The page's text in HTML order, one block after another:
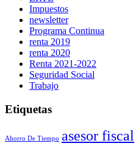
Impuestos
newsletter
Programa Continua
renta 2019
renta 2020
Renta 2021-2022
Seguridad Social
Trabajo
Etiquetas
Ahorro De Tiempo asesor fiscal